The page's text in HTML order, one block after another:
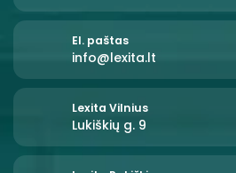
El. paštas
info@lexita.lt
Lexita Vilnius
Lukiškių g. 9